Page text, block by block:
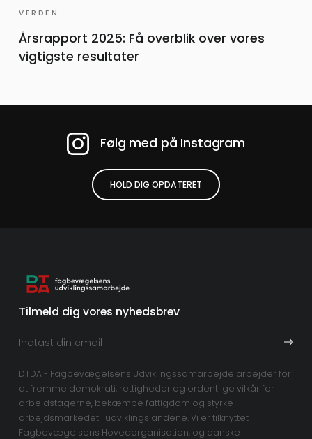
VERDEN
Årsrapport 2025: Få overblik over vores
vigtigste resultater
Følg med på Instagram
HOLD DIG OPDATERET
Tilmeld dig vores nyhedsbrev
DTDA - Fagbevægelsens Udviklingssamarbejde arbejder for
at fremme demokrati, rettigheder og ordentlige vilkår for
arbejdstagerne, bekæmpe fattigdom og styrke
arbejdsmarkedet i udviklingslandene. Vi er tilknyttet
Fagbevægelsens Hovedorganisation, og danske